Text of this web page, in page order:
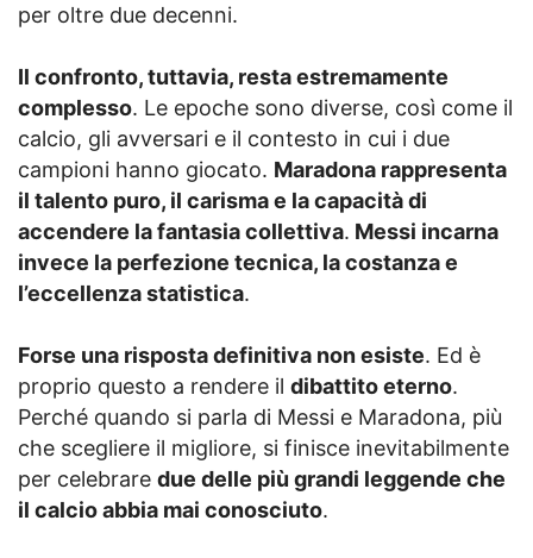
per oltre due decenni.
Il confronto, tuttavia, resta estremamente
complesso. Le epoche sono diverse, così come il
calcio, gli avversari e il contesto in cui i due
campioni hanno giocato. Maradona rappresenta
il talento puro, il carisma e la capacità di
accendere la fantasia collettiva. Messi incarna
invece la perfezione tecnica, la costanza e
l’eccellenza statistica.
Forse una risposta definitiva non esiste. Ed è
proprio questo a rendere il dibattito eterno.
Perché quando si parla di Messi e Maradona, più
che scegliere il migliore, si finisce inevitabilmente
per celebrare due delle più grandi leggende che
il calcio abbia mai conosciuto.